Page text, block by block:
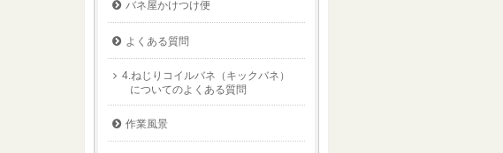
バネ屋かけつけ便
よくある質問
4.ねじりコイルバネ（キックバネ）
についてのよくある質問
作業風景